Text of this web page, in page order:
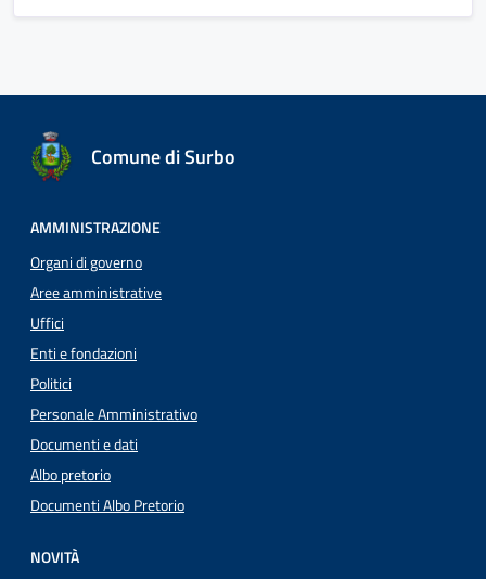
Comune di Surbo
AMMINISTRAZIONE
Organi di governo
Aree amministrative
Uffici
Enti e fondazioni
Politici
Personale Amministrativo
Documenti e dati
Albo pretorio
Documenti Albo Pretorio
NOVITÀ